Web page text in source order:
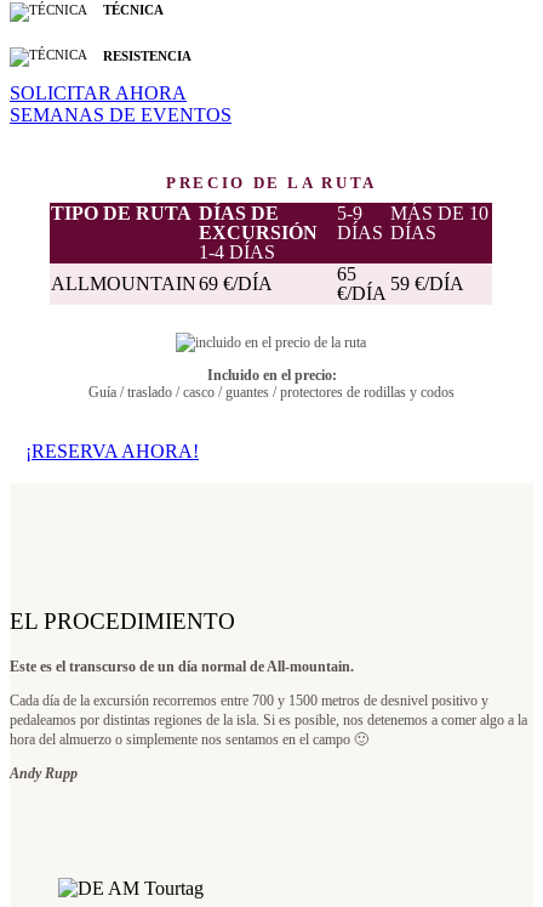
TÉCNICA
RESISTENCIA
SOLICITAR AHORA
SEMANAS DE EVENTOS
PRECIO DE LA RUTA
TIPO DE RUTA DÍAS DE
EXCURSIÓN
1-4 DÍAS
5-9
DÍAS
MÁS DE 10
DÍAS
ALLMOUNTAIN69 €/DÍA
65
€/DÍA 59 €/DÍA
Incluido en el precio:
Guía / traslado / casco / guantes / protectores de rodillas y codos
¡RESERVA AHORA!
EL PROCEDIMIENTO
Este es el transcurso de un día normal de All-mountain.
Cada día de la excursión recorremos entre 700 y 1500 metros de desnivel positivo y
pedaleamos por distintas regiones de la isla. Si es posible, nos detenemos a comer algo a la
hora del almuerzo o simplemente nos sentamos en el campo 🙂
Andy Rupp